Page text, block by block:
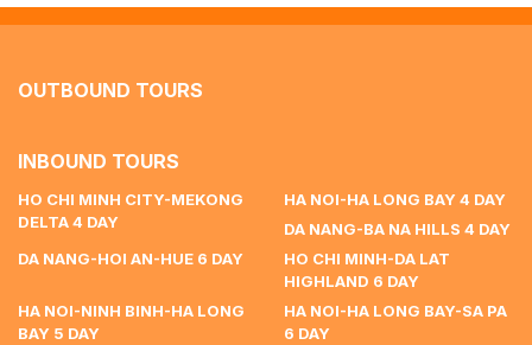
OUTBOUND TOURS
INBOUND TOURS
HO CHI MINH CITY-MEKONG
DELTA 4 DAY
HA NOI-HA LONG BAY 4 DAY
DA NANG-BA NA HILLS 4 DAY
DA NANG-HOI AN-HUE 6 DAY
HO CHI MINH-DA LAT
HIGHLAND 6 DAY
HA NOI-NINH BINH-HA LONG
BAY 5 DAY
HA NOI-HA LONG BAY-SA PA
6 DAY